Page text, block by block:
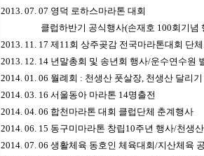
2013. 07. 07 영덕 로하스마라톤 대회
클럽하반기 공식행사(손재호 100회기념 행
2013. 11. 17 제11회 상주곶감 전국마라톤대회 단
2013. 12. 14 년말총회 및 송년회 행사/운수연수원
2014. 01. 06 월례회 : 천생산 풋살장, 천생산 달리
2014. 03. 16 서울동아 마라톤 14명출전
2014. 04. 06 합천마라톤 대회 클럽단체 춘계행사
2014. 06. 15 동구미마라톤 창립10주년 행사/천생
2014. 07. 06 생활체육 동호인 체육대회/지산체육